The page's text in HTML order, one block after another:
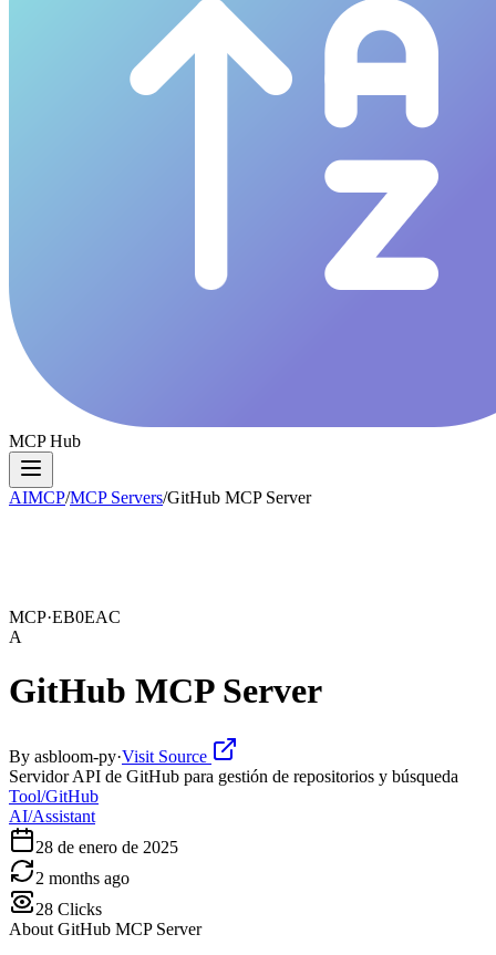
MCP Hub
AIMCP/MCP Servers/GitHub MCP Server
MCP·EB0EAC
A
GitHub MCP Server
By asbloom-py·Visit Source
Servidor API de GitHub para gestión de repositorios y búsqueda
Tool/GitHub
AI/Assistant
28 de enero de 2025
2 months ago
28 Clicks
About GitHub MCP Server